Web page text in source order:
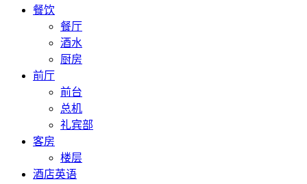
餐饮
餐厅
酒水
厨房
前厅
前台
总机
礼宾部
客房
楼层
酒店英语